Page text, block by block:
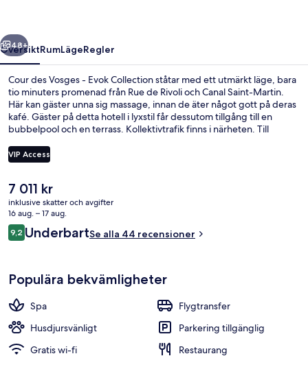
Nästa
48+
ÖversiktRumLägeRegler
Cour des Vosges - Evok Collection ståtar med ett utmärkt läge, bara
tio minuters promenad från Rue de Rivoli och Canal Saint-Martin.
Här kan gäster unna sig massage, innan de äter något gott på deras
kafé. Gäster på detta hotell i lyxstil får dessutom tillgång till en
bubbelpool och en terrass. Kollektivtrafik finns i närheten. Till
är det 6 minuter.
VIP Access
Det
nuvarande
priset
är
7 011 kr
7 011 kr
inklusive skatter och avgifter
16 aug. – 17 aug.
Recensioner
9,29,2 av 10,
UnderbartSe alla 44 recensioner
Populära bekvämligheter
Spa
Flygtransfer
Husdjursvänligt
Parkering tillgänglig
Gratis wi-fi
Restaurang